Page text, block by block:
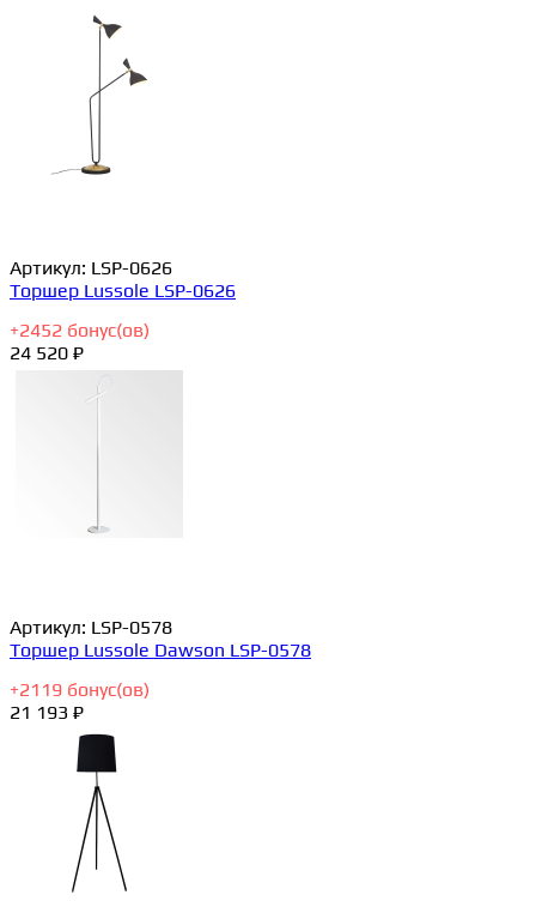
Артикул: LSP-0626
Торшер Lussole LSP-0626
+2452 бонус(ов)
24 520 ₽
Артикул: LSP-0578
Торшер Lussole Dawson LSP-0578
+2119 бонус(ов)
21 193 ₽